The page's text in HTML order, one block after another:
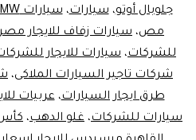
جلوبال أوتو،سيارات،سيارات BMW
مص، سيارات زفاف للايجار مصر
للشركات، سيارات للايجار
شركات تاجير السيارات الملاكى،
طرق ايجار السيارات،عربيات
سيارات للشركات، غلو الدهب، كأس